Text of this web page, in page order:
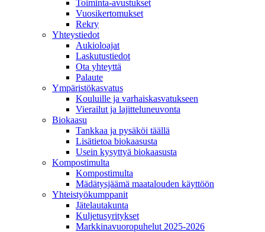
Toiminta-avustukset
Vuosikertomukset
Rekry
Yhteystiedot
Aukioloajat
Laskutustiedot
Ota yhteyttä
Palaute
Ympäristökasvatus
Kouluille ja varhaiskasvatukseen
Vierailut ja lajitteluneuvonta
Biokaasu
Tankkaa ja pysäköi täällä
Lisätietoa biokaasusta
Usein kysyttyä biokaasusta
Kompostimulta
Kompostimulta
Mädätysjäämä maatalouden käyttöön
Yhteistyökumppanit
Jätelautakunta
Kuljetusyritykset
Markkinavuoropuhelut 2025-2026